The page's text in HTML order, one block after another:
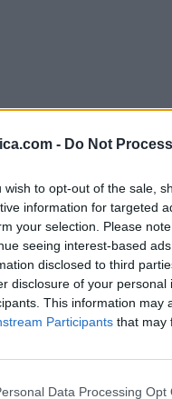
- Do Not
wish to opt-out of the sale,
information for targeted
your selection. Please
seeing interest-based
disclosed to third
disclosure of your personal
This information may
Participants that may
Data Processing Opt